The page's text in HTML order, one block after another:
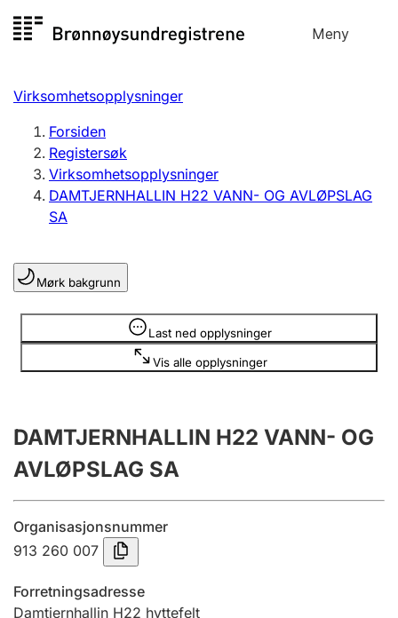
til
Meny
Registersøk
Aksjeselskap
Enkeltpersonforetak
Registrere, endre, slette
Lag og forening
Registrere, endre, slette
Flere organisasjonsformer
Årsregnskap
Innsending og forsinkelsesgebyr
Tinglysing
Jeger
Betaling og jegeravgiftskort
Virksomhetsopplysninger
Forsiden
Registersøk
Virksomhetsopplysninger
DAMTJERNHALLIN H22 VANN- OG AVLØPSLAG
SA
Mørk bakgrunn
Last ned opplysninger
Vis alle opplysninger
Opplysninger er skjult
DAMTJERNHALLIN H22 VANN- OG
AVLØPSLAG SA
Organisasjonsnummer
913 260 007
Forretningsadresse
Damtjernhallin H22 hyttefelt